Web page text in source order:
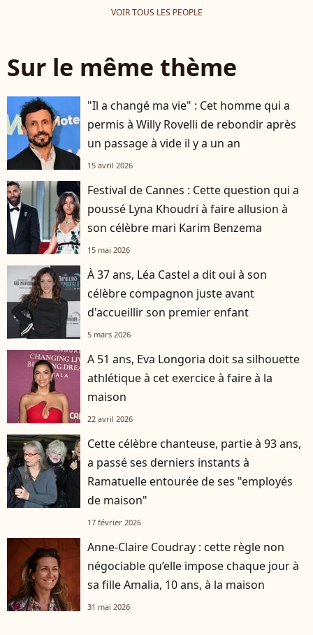
VOIR TOUS LES PEOPLE
Sur le même thème
"Il a changé ma vie" : Cet homme qui a
permis à Willy Rovelli de rebondir après
un passage à vide il y a un an
15 avril 2026
Festival de Cannes : Cette question qui a
poussé Lyna Khoudri à faire allusion à
son célèbre mari Karim Benzema
15 mai 2026
À 37 ans, Léa Castel a dit oui à son
célèbre compagnon juste avant
d'accueillir son premier enfant
5 mars 2026
A 51 ans, Eva Longoria doit sa silhouette
athlétique à cet exercice à faire à la
maison
22 avril 2026
Cette célèbre chanteuse, partie à 93 ans,
a passé ses derniers instants à
Ramatuelle entourée de ses "employés
de maison"
17 février 2026
Anne-Claire Coudray : cette règle non
négociable qu’elle impose chaque jour à
sa fille Amalia, 10 ans, à la maison
31 mai 2026